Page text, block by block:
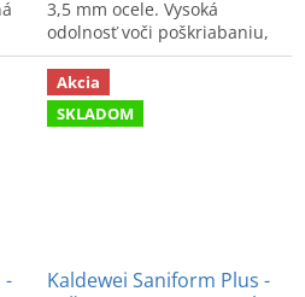
v
3,5 mm ocele. Vysoká
odolnosť voči poškriabaniu,
nárazom a chemikáliám.
Elegantný vzhľad a farebná
stálosť.
-
Akcia
SKLADOM
Kaldewei Saniform Plus -